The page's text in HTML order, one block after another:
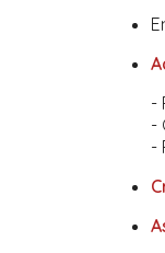
-
-
-